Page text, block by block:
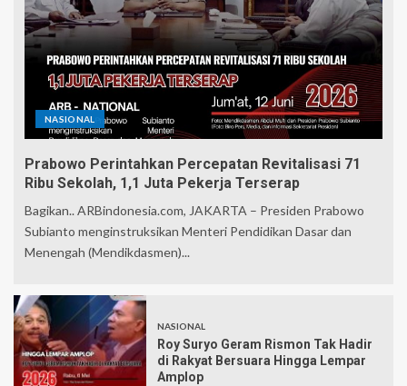
NASIONAL
Prabowo Perintahkan Percepatan Revitalisasi 71
Ribu Sekolah, 1,1 Juta Pekerja Terserap
Bagikan.. ARBindonesia.com, JAKARTA – Presiden Prabowo
Subianto menginstruksikan Menteri Pendidikan Dasar dan
Menengah (Mendikdasmen)...
NASIONAL
Roy Suryo Geram Rismon Tak Hadir
di Rakyat Bersuara Hingga Lempar
Amplop